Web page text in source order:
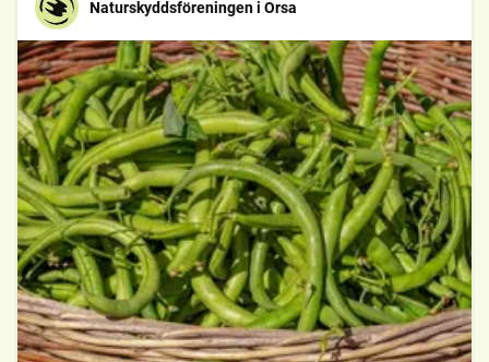
Naturskyddsföreningen i Orsa